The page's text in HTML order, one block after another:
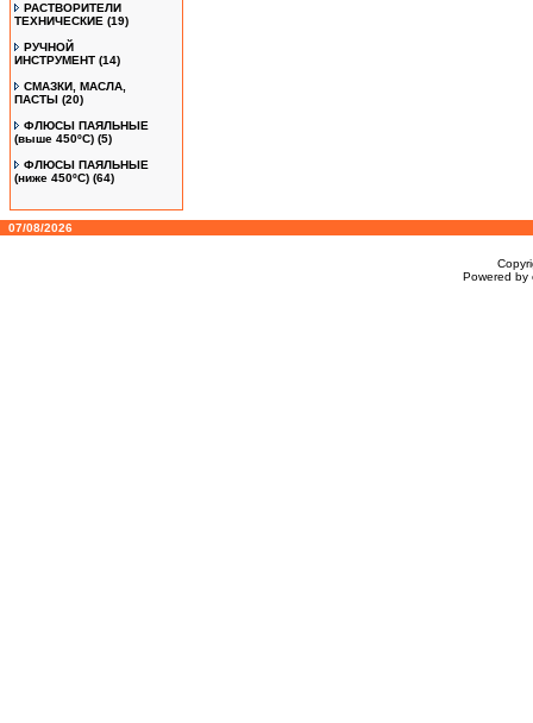
РАСТВОРИТЕЛИ
ТЕХНИЧЕСКИЕ (19)
РУЧНОЙ
ИНСТРУМЕНТ (14)
СМАЗКИ, МАСЛА,
ПАСТЫ (20)
ФЛЮСЫ ПАЯЛЬНЫЕ
(выше 450ºC) (5)
ФЛЮСЫ ПАЯЛЬНЫЕ
(ниже 450ºC) (64)
07/08/2026
Powered by